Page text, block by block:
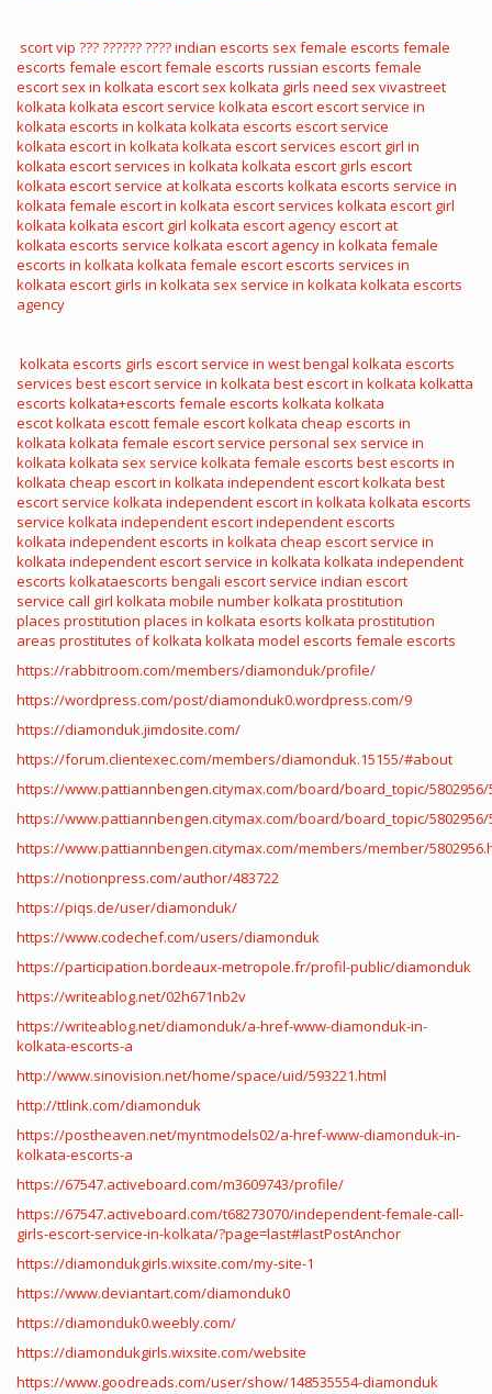
scort vip ??? ?????? ????indian escorts sexfemale escorts female
escorts female escortfemale escorts russian escorts female
escort sex in kolkata escort sexkolkata girls need sexvivastreet
kolkata kolkata escort service kolkata escortescort service in
kolkata escorts in kolkata kolkata escorts escort service
kolkata escort in kolkata kolkata escort services escort girl in
kolkata escort services in kolkata kolkata escort girls escort
kolkata escort service at kolkata escorts kolkata escorts service in
kolkata female escort in kolkata escort services kolkata escort girl
kolkata kolkata escort girl kolkata escort agencyescort at
kolkata escorts service kolkata escort agency in kolkata female
escorts in kolkata kolkata female escortescorts services in
kolkata escort girls in kolkata sex service in kolkata kolkata escorts
agency
kolkata escorts girls escort service in west bengal kolkata escorts
services best escort service in kolkata best escort in kolkata kolkatta
escorts kolkata+escorts female escorts kolkata kolkata
escotkolkata escottfemale escort kolkata cheap escorts in
kolkata kolkata female escort service personal sex service in
kolkata kolkata sex service kolkata female escorts best escorts in
kolkata cheap escort in kolkata independent escort kolkata best
escort service kolkata independent escort in kolkata kolkata escorts
service kolkata independent escortindependent escorts
kolkata independent escorts in kolkata cheap escort service in
kolkata independent escort service in kolkata kolkata independent
escorts kolkataescorts bengali escort service indian escort
service call girl kolkata mobile numberkolkata prostitution
places prostitution places in kolkata esorts kolkata prostitution
areas prostitutes of kolkata kolkata model escorts female escorts
https://rabbitroom.com/members/diamonduk/profile/
https://wordpress.com/post/diamonduk0.wordpress.com/9
https://diamonduk.jimdosite.com/
https://forum.clientexec.com/members/diamonduk.15155/#about
https://www.pattiannbengen.citymax.com/board/board_topic/5802956/
https://www.pattiannbengen.citymax.com/board/board_topic/5802956/
https://www.pattiannbengen.citymax.com/members/member/
https://notionpress.com/author/483722
https://piqs.de/user/diamonduk/
https://www.codechef.com/users/diamonduk
https://participation.bordeaux-metropole.fr/profil-public/diamonduk
https://writeablog.net/02h671nb2v
https://writeablog.net/diamonduk/a-href-www-diamonduk-in-
kolkata-escorts-a
http://www.sinovision.net/home/space/uid/593221.html
http://ttlink.com/diamonduk
https://postheaven.net/myntmodels02/a-href-www-diamonduk-in-
kolkata-escorts-a
https://67547.activeboard.com/m3609743/profile/
https://67547.activeboard.com/t68273070/independent-female-call-
girls-escort-service-in-kolkata/?page=last#lastPostAnchor
https://diamondukgirls.wixsite.com/my-site-1
https://www.deviantart.com/diamonduk0
https://diamonduk0.weebly.com/
https://diamondukgirls.wixsite.com/website
https://www.goodreads.com/user/show/148535554-diamonduk